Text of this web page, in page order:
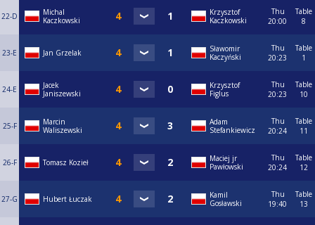
22-D
Michal
Kaczkowski
Krzysztof
Kaczkowski
Thu
20:00
Table
8
23-E Jan Grzelak
Sławomir
Kaczyński
Thu
20:23
Table
1
24-E
Jacek
Janiszewski
Krzysztof
Figlus
Thu
20:23
Table
10
25-F
Marcin
Waliszewski
Adam
Stefankiewicz
Thu
20:24
Table
11
26-F Tomasz Kozieł
Maciej jr
Pawłowski
Thu
20:24
Table
12
27-G Hubert Łuczak
Kamil
Gosławski
Thu
19:40
Table
13